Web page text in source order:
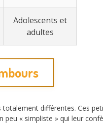
Adolescents et
adultes
différentes. Ces
peu « simpliste » qui leur